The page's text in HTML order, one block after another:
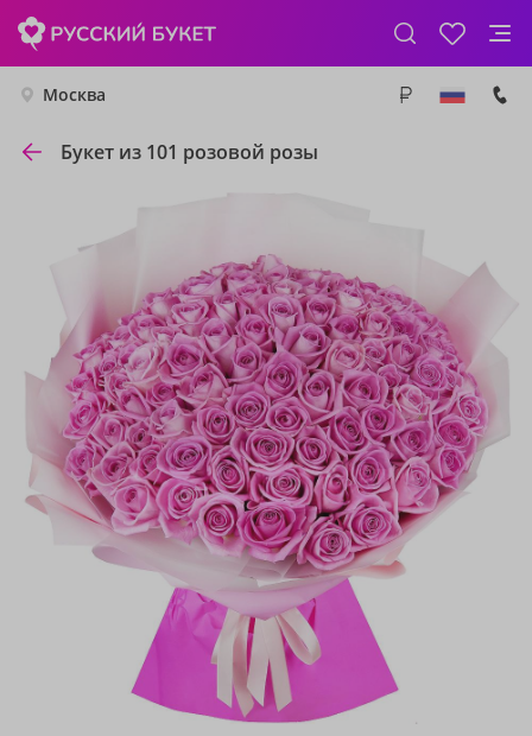
Москва
Букет из 101 розовой розы